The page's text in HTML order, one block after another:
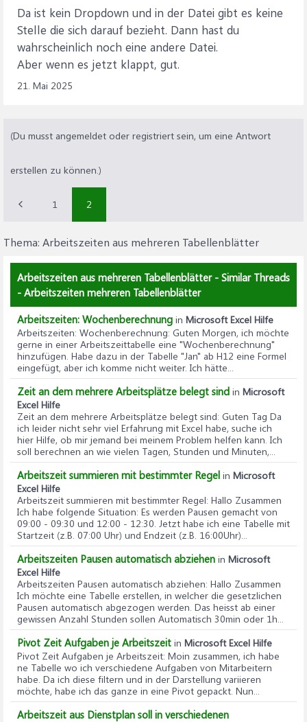
Da ist kein Dropdown und in der Datei gibt es keine
Stelle die sich darauf bezieht. Dann hast du
wahrscheinlich noch eine andere Datei.
Aber wenn es jetzt klappt, gut.
21. Mai 2025
(Du musst angemeldet oder registriert sein, um eine Antwort
erstellen zu können.)
1 2
Thema: Arbeitszeiten aus mehreren Tabellenblätter
Arbeitszeiten aus mehreren Tabellenblätter - Similar Threads
- Arbeitszeiten mehreren Tabellenblätter
Arbeitszeiten: Wochenberechnung in Microsoft Excel Hilfe
Arbeitszeiten: Wochenberechnung: Guten Morgen, ich möchte
gerne in einer Arbeitszeittabelle eine "Wochenberechnung"
hinzufügen. Habe dazu in der Tabelle "Jan" ab H12 eine Formel
eingefügt, aber ich komme nicht weiter. Ich hätte...
Zeit an dem mehrere Arbeitsplätze belegt sind in Microsoft
Excel Hilfe
Zeit an dem mehrere Arbeitsplätze belegt sind: Guten Tag Da
ich leider nicht sehr viel Erfahrung mit Excel habe, suche ich
hier Hilfe, ob mir jemand bei meinem Problem helfen kann. Ich
soll berechnen an wie vielen Tagen, Stunden und Minuten,...
Arbeitszeit summieren mit bestimmter Regel in Microsoft
Excel Hilfe
Arbeitszeit summieren mit bestimmter Regel: Hallo Zusammen
Ich habe folgende Situation: Es werden Pausen gemacht von
09:00 - 09:30 und 12:00 - 12:30. Jetzt habe ich eine Tabelle mit
Startzeit (z.B. 07:00 Uhr) und Endzeit (z.B. 16:00Uhr)...
Arbeitszeiten Pausen automatisch abziehen in Microsoft
Excel Hilfe
Arbeitszeiten Pausen automatisch abziehen: Hallo Zusammen
Ich möchte eine Tabelle erstellen, in welcher die gesetzlichen
Pausen automatisch abgezogen werden. Das heisst ab einer
gewissen Anzahl Stunden sollen Automatisch 30min oder 1h...
Pivot Zeit Aufgaben je Arbeitszeit in Microsoft Excel Hilfe
Pivot Zeit Aufgaben je Arbeitszeit: Moin zusammen, ich habe
ne Tabelle wo ich verschiedene Aufgaben von Mitarbeitern
habe. Da ich diese filtern und in der Darstellung variieren
möchte, habe ich das ganze in eine Pivot gepackt. Nun...
Arbeitszeit aus Dienstplan soll in verschiedenen